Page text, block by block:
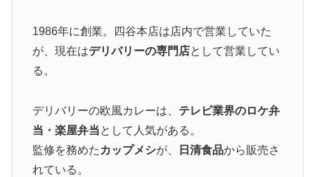
1986年に創業。四谷本店は店内で営業していた
が、現在はデリバリーの専門店として営業してい
る。
デリバリーの欧風カレーは、 テレビ業界のロケ弁
当・楽屋弁当として人気がある。
監修を務めた カップメシが、 日清食品から販売さ
れている。